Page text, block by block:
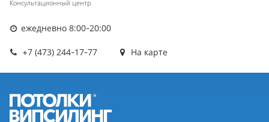
Консультационный центр
ежедневно 8:00-20:00
+7 (473) 244-17-77 На карте